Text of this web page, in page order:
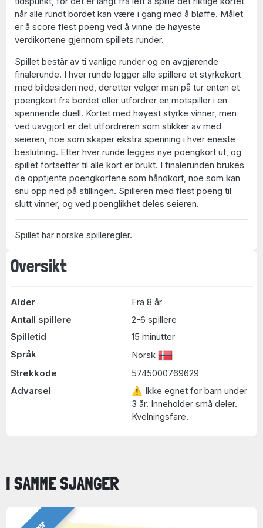
Oversikt
Alder
Fra 8 år
Antall spillere
2-6 spillere
Spilletid
15 minutter
Språk
Norsk
Strekkode
5745000769629
Advarsel
⚠ Ikke egnet for barn under
3 år. Inneholder små deler.
Kvelningsfare.
når alle rundt bordet kan være i gang med å bløffe. Målet
er å score flest poeng ved å vinne de høyeste
verdikortene gjennom spillets runder.
Spillet består av ti vanlige runder og en avgjørende
finalerunde. I hver runde legger alle spillere et styrkekort
med bildesiden ned, deretter velger man på tur enten et
poengkort fra bordet eller utfordrer en motspiller i en
spennende duell. Kortet med høyest styrke vinner, men
ved uavgjort er det utfordreren som stikker av med
seieren, noe som skaper ekstra spenning i hver eneste
beslutning. Etter hver runde legges nye poengkort ut, og
spillet fortsetter til alle kort er brukt. I finalerunden brukes
de opptjente poengkortene som håndkort, noe som kan
snu opp ned på stillingen. Spilleren med flest poeng til
slutt vinner, og ved poenglikhet deles seieren.
Spillet har norske spilleregler.
I SAMME SJANGER